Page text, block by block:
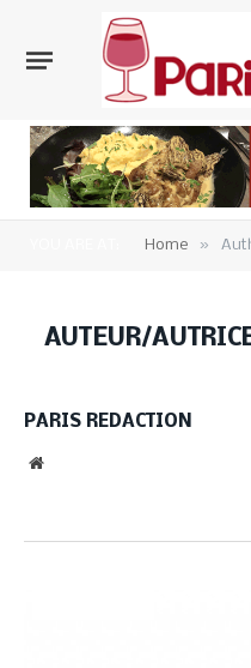
Home »
AUTEUR/
PARIS REDACTION
Website